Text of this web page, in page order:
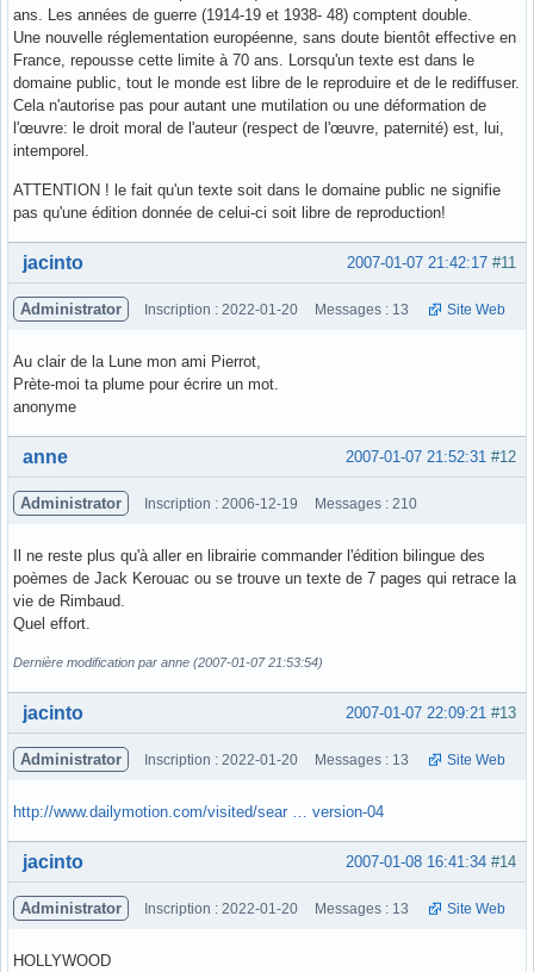
ans. Les années de guerre (1914-19 et 1938- 48) comptent double.
Une nouvelle réglementation européenne, sans doute bientôt effective en
France, repousse cette limite à 70 ans. Lorsqu'un texte est dans le
domaine public, tout le monde est libre de le reproduire et de le rediffuser.
Cela n'autorise pas pour autant une mutilation ou une déformation de
l'œuvre: le droit moral de l'auteur (respect de l'œuvre, paternité) est, lui,
intemporel.
ATTENTION ! le fait qu'un texte soit dans le domaine public ne signifie
pas qu'une édition donnée de celui-ci soit libre de reproduction!
Hors ligne #11
2007-01-07 21:42:17
jacinto
Administrator Inscription : 2022-01-20 Messages : 13 Site Web
Au clair de la Lune mon ami Pierrot,
Prète-moi ta plume pour écrire un mot.
anonyme
Hors ligne #12
2007-01-07 21:52:31
anne
Administrator Inscription : 2006-12-19 Messages : 210
Il ne reste plus qu'à aller en librairie commander l'édition bilingue des
poèmes de Jack Kerouac ou se trouve un texte de 7 pages qui retrace la
vie de Rimbaud.
Quel effort.
Dernière modification par anne (2007-01-07 21:53:54)
Hors ligne #13
2007-01-07 22:09:21
jacinto
Administrator Inscription : 2022-01-20 Messages : 13 Site Web
http://www.dailymotion.com/visited/sear … version-04
Hors ligne #14
2007-01-08 16:41:34
jacinto
Administrator Inscription : 2022-01-20 Messages : 13 Site Web
HOLLYWOOD